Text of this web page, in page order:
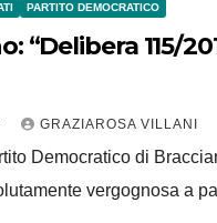
PARTITO DEMOCRATICO
“Delibera 115/
GRAZIAROSA VILLANI
Democratico di
vergognosa a